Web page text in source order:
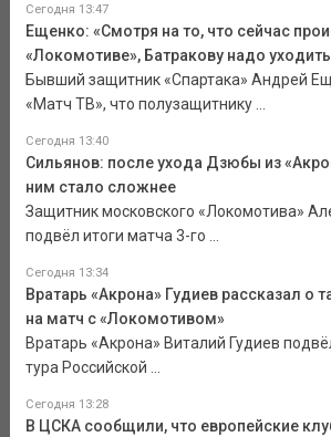
Сегодня 13:47
Ещенко: «Смотря на то, что сейчас
«Локомотиве», Батракову надо
Бывший защитник «Спартака» Андрей
«Матч ТВ», что полузащитнику ...
Сегодня 13:40
Сильянов: после ухода Дзюбы из
ним стало сложнее
Защитник московского «Локомотива»
подвёл итоги матча 3-го ...
Сегодня 13:34
Вратарь «Акрона» Гудиев рассказал о
на матч с «Локомотивом»
Вратарь «Акрона» Виталий Гудиев
тура Российской ...
Сегодня 13:28
В ЦСКА сообщили, что европейские